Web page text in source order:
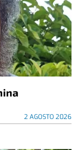
2 AGOSTO 2026